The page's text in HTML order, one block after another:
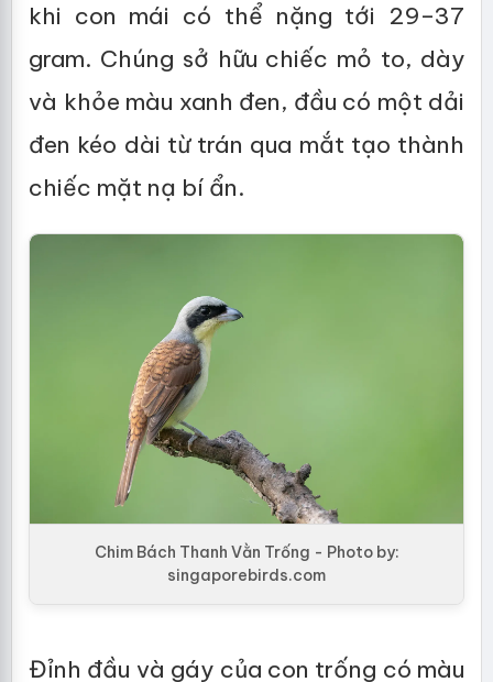
khi con mái có thể nặng tới 29–37
gram. Chúng sở hữu chiếc mỏ to, dày
và khỏe màu xanh đen, đầu có một dải
đen kéo dài từ trán qua mắt tạo thành
chiếc mặt nạ bí ẩn.
Chim Bách Thanh Vằn Trống - Photo by:
singaporebirds.com
Đỉnh đầu và gáy của con trống có màu